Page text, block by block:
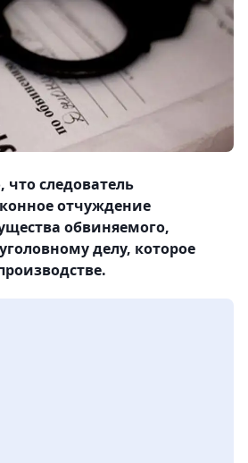
что следователь
отчуждение
обвиняемого,
делу, которое